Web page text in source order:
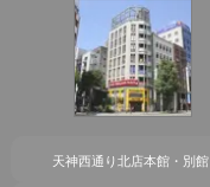
天神西通り北店本館・別館